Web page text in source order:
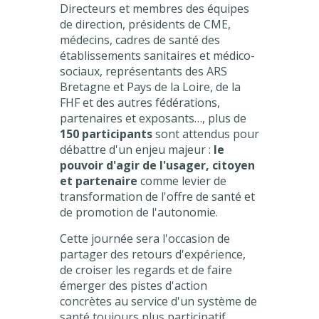
Directeurs et membres des équipes
de direction, présidents de CME,
médecins, cadres de santé des
établissements sanitaires et médico-
sociaux, représentants des ARS
Bretagne et Pays de la Loire, de la
FHF et des autres fédérations,
partenaires et exposants…, plus de
150 participantssont attendus pour
débattre d'un enjeu majeur : le
pouvoir d'agir de l'usager, citoyen
et partenaire comme levier de
transformation de l'offre de santé et
de promotion de l'autonomie.
Cette journée sera l'occasion de
partager des retours d'expérience,
de croiser les regards et de faire
émerger des pistes d'action
concrètes au service d'un système de